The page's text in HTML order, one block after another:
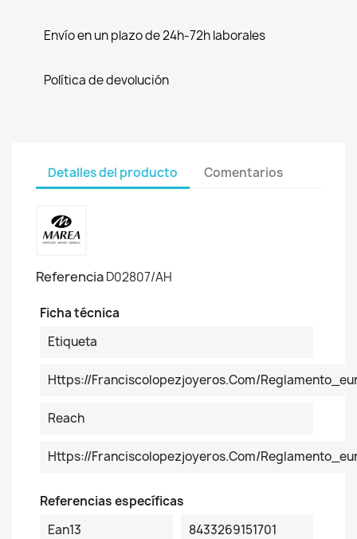
Envío en un plazo de 24h-72h laborales
Política de devolución
Detalles del producto Comentarios
ReferenciaD02807/AH
Ficha técnica
Etiqueta
Https://franciscolopezjoyeros.com/
Reach
Https://franciscolopezjoyeros.com/
Referencias específicas
Ean13
8433269151701